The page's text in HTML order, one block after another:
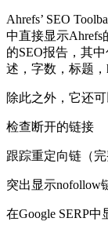
Ahrefs’ SEO
中直接显示Ahrefs
的SEO报告，其
述，字数，标题，
除此之外，它还可
检查断开的链接
跟踪重定向链（完
突出显示nofollow
在Google SERP